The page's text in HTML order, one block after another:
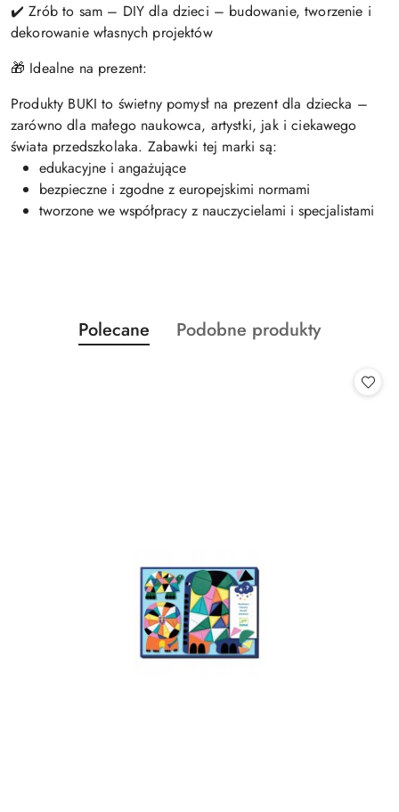
✔️ Zrób to sam – DIY dla dzieci – budowanie, tworzenie i
dekorowanie własnych projektów
🎁 Idealne na prezent:
Produkty BUKI to świetny pomysł na prezent dla dziecka –
zarówno dla małego naukowca, artystki, jak i ciekawego
świata przedszkolaka. Zabawki tej marki są:
edukacyjne i angażujące
bezpieczne i zgodne z europejskimi normami
tworzone we współpracy z nauczycielami i specjalistami
Pomiń karuzelę produktów
Produkty
o
Polecane
Produkty
Podobne produkty